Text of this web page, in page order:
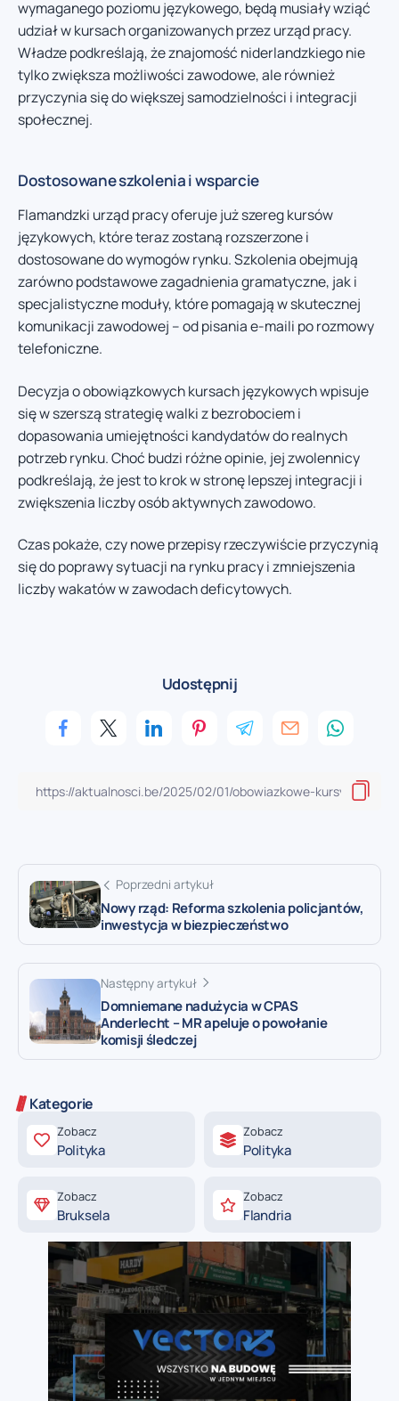
wymaganego poziomu językowego, będą musiały wziąć
udział w kursach organizowanych przez urząd pracy.
Władze podkreślają, że znajomość niderlandzkiego nie
tylko zwiększa możliwości zawodowe, ale również
przyczynia się do większej samodzielności i integracji
społecznej.
Dostosowane szkolenia i wsparcie
Flamandzki urząd pracy oferuje już szereg kursów
językowych, które teraz zostaną rozszerzone i
dostosowane do wymogów rynku. Szkolenia obejmują
zarówno podstawowe zagadnienia gramatyczne, jak i
specjalistyczne moduły, które pomagają w skutecznej
komunikacji zawodowej – od pisania e-maili po rozmowy
telefoniczne.
Decyzja o obowiązkowych kursach językowych wpisuje
się w szerszą strategię walki z bezrobociem i
dopasowania umiejętności kandydatów do realnych
potrzeb rynku. Choć budzi różne opinie, jej zwolennicy
podkreślają, że jest to krok w stronę lepszej integracji i
zwiększenia liczby osób aktywnych zawodowo.
Czas pokaże, czy nowe przepisy rzeczywiście przyczynią
się do poprawy sytuacji na rynku pracy i zmniejszenia
liczby wakatów w zawodach deficytowych.
Udostępnij
Poprzedni artykuł
Nowy rząd: Reforma szkolenia policjantów,
inwestycja w biezpieczeństwo
Następny artykuł
Domniemane nadużycia w CPAS
Anderlecht – MR apeluje o powołanie
komisji śledczej
Kategorie
Zobacz
Polityka
Zobacz
Polityka
Zobacz
Bruksela
Zobacz
Flandria